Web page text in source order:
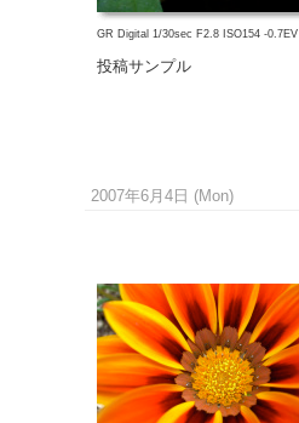
GR Digital 1/30sec F2.8 ISO154 -0.7EV
投稿サンプル
2007年6月4日 (Mon)